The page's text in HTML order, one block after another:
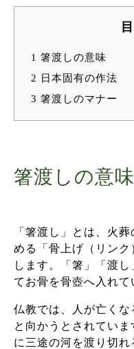
1 箸渡しの意味
2 日本固有の作法
3 箸渡しのマナー
箸渡しの意味
「箸渡し」とは、火
める「骨上げ（リン
します。「箸」「渡
てお骨を骨壺へ入れて
仏教では、人が亡く
と向かうとされてい
に三途の河を渡り切